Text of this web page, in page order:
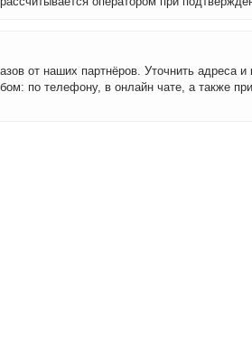
от наших партнёров. Уточнить адреса и
по телефону, в онлайн чате, а также при